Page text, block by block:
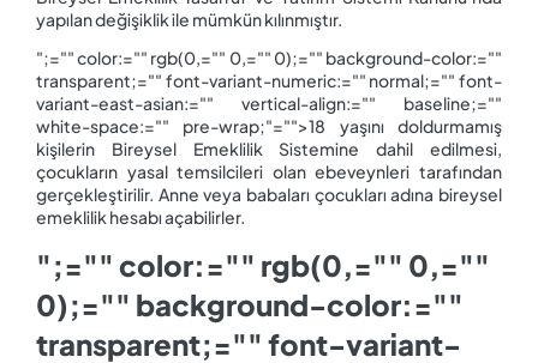
yapılan değişiklik ile mümkün kılınmıştır.
";="" color:="" rgb(0,="" 0,="" 0);="" background-color:=""
transparent;="" font-variant-numeric:="" normal;="" font-
variant-east-asian:="" vertical-align:="" baseline;=""
white-space:="" pre-wrap;"="">18 yaşını doldurmamış
kişilerin Bireysel Emeklilik Sistemine dahil edilmesi,
çocukların yasal temsilcileri olan ebeveynleri tarafından
gerçekleştirilir. Anne veya babaları çocukları adına bireysel
emeklilik hesabı açabilirler.
";="" color:="" rgb(0,="" 0,=""
0);="" background-color:=""
transparent;="" font-variant-